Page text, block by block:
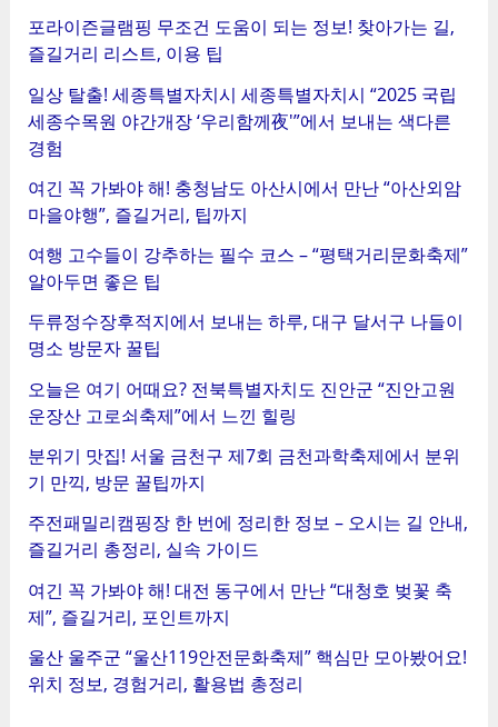
포라이즌글램핑 무조건 도움이 되는 정보! 찾아가는 길,
즐길거리 리스트, 이용 팁
일상 탈출! 세종특별자치시 세종특별자치시 “2025 국립
세종수목원 야간개장 ‘우리함께夜'”에서 보내는 색다른
경험
여긴 꼭 가봐야 해! 충청남도 아산시에서 만난 “아산외암
마을야행”, 즐길거리, 팁까지
여행 고수들이 강추하는 필수 코스 – “평택거리문화축제”
알아두면 좋은 팁
두류정수장후적지에서 보내는 하루, 대구 달서구 나들이
명소 방문자 꿀팁
오늘은 여기 어때요? 전북특별자치도 진안군 “진안고원
운장산 고로쇠축제”에서 느낀 힐링
분위기 맛집! 서울 금천구 제7회 금천과학축제에서 분위
기 만끽, 방문 꿀팁까지
주전패밀리캠핑장 한 번에 정리한 정보 – 오시는 길 안내,
즐길거리 총정리, 실속 가이드
여긴 꼭 가봐야 해! 대전 동구에서 만난 “대청호 벚꽃 축
제”, 즐길거리, 포인트까지
울산 울주군 “울산119안전문화축제” 핵심만 모아봤어요!
위치 정보, 경험거리, 활용법 총정리